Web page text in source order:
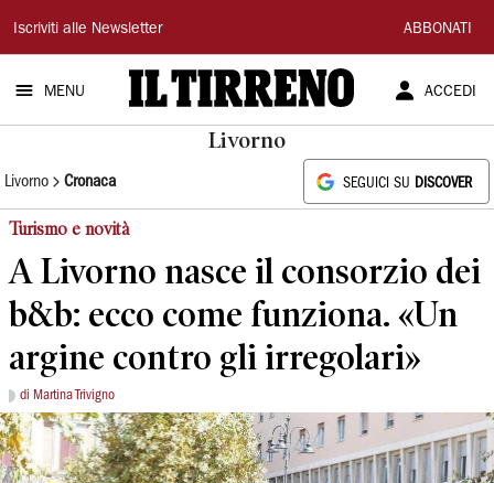
Il
Tirreno
Iscriviti alle Newsletter ABBONATI
MENU ACCEDI
Livorno
Livorno Cronaca SEGUICI SU DISCOVER
Turismo e novità
A Livorno nasce il consorzio dei
b&b: ecco come funziona. «Un
argine contro gli irregolari»
di Martina Trivigno